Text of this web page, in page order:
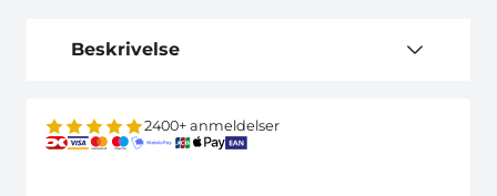
Beskrivelse
2400+ anmeldelser